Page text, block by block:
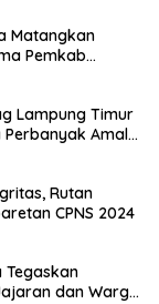
Matangkan
Pemkab
Lampung Timur
Amal
Rutan
CPNS 2024
Tegaskan
dan Warga